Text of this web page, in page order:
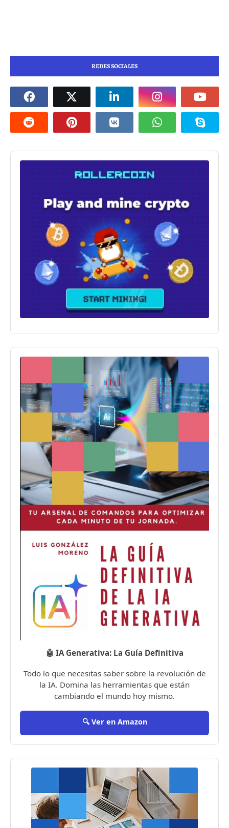
REDES SOCIALES
🤖 IA Generativa: La Guía Definitiva
Todo lo que necesitas saber sobre la revolución de
la IA. Domina las herramientas que están
cambiando el mundo hoy mismo.
🔍 Ver en Amazon